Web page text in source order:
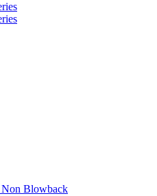
Blowback